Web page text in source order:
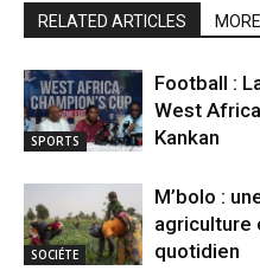
RELATED ARTICLES
SPORTS
Football :
West
Kankan
SOCIÉTE
M’bolo :
agriculture
quotidien